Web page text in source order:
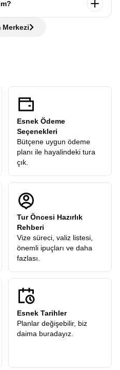
sağlar, ancak bilmeseniz
her adımda yanınızda!
şehre varmadan önce
yerleri gezer, rehberimizden
“tüm ekstra turlar
ve sizden
Merkezi
Esnek Ödeme
Seçenekleri
Bütçene uygun ödeme
planı ile hayalindeki tura
çık.
Tur Öncesi Hazırlık
Rehberi
Vize süreci, valiz listesi,
önemli ipuçları ve daha
fazlası.
Esnek Tarihler
Planlar değişebilir, biz
daima buradayız.